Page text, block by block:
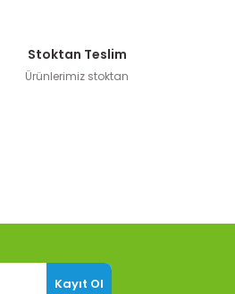
Stoktan Teslim
Ürünlerimiz stoktan
Kayıt Ol